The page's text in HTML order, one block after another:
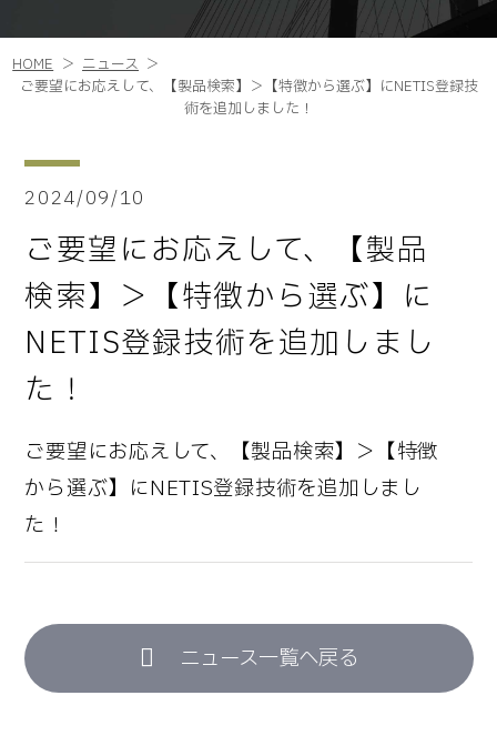
HOME
ニュース
ご要望にお応えして、【製品検索】＞【特徴から選ぶ】にNETIS登録技
術を追加しました！
2024/09/10
ご要望にお応えして、【製品
検索】＞【特徴から選ぶ】に
NETIS登録技術を追加しまし
た！
ご要望にお応えして、【製品検索】＞【特徴
から選ぶ】にNETIS登録技術を追加しまし
た！
ニュース一覧へ戻る